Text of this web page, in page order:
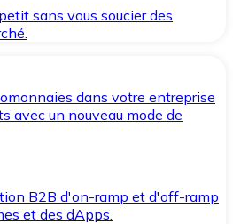
sans vous soucier des
dans votre entreprise
avec un nouveau mode de
B2B d'on-ramp et d'off-ramp
et des dApps.